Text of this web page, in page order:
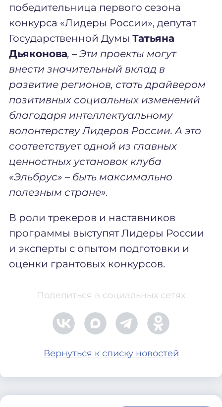
победительница первого сезона
конкурса «Лидеры России», депутат
Государственной ДумыТатьяна
Дьяконова,– Эти проекты могут
внести значительный вклад в
развитие регионов, стать драйвером
позитивных социальных изменений
благодаря интеллектуальному
волонтерству Лидеров России. А это
соответствует одной из главных
ценностных установок клуба
«Эльбрус»– быть максимально
полезным стране».
В роли трекеров и наставников
программы выступят Лидеры России
и эксперты с опытом подготовки и
оценки грантовых конкурсов.
Поделиться в социальных сетях
Вернуться к списку новостей